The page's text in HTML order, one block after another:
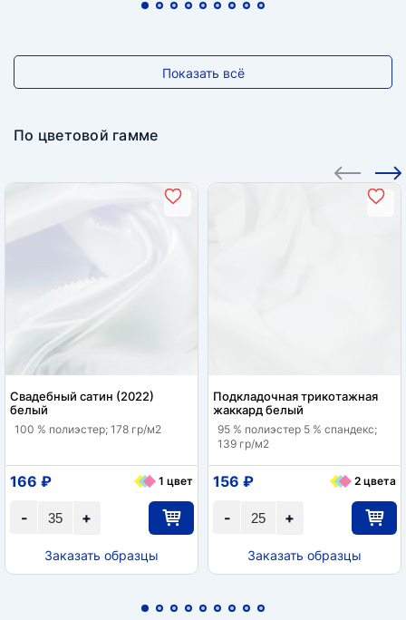
Показать всё
По цветовой гамме
Свадебный сатин (2022)
белый
100 % полиэстер; 178 гр/м2
+
-
166 ₽ 1 цвет
Заказать образцы
Подкладочная трикотажная
жаккард белый
95 % полиэстер 5 % спандекс;
139 гр/м2
+
-
156 ₽ 2 цвета
Заказать образцы